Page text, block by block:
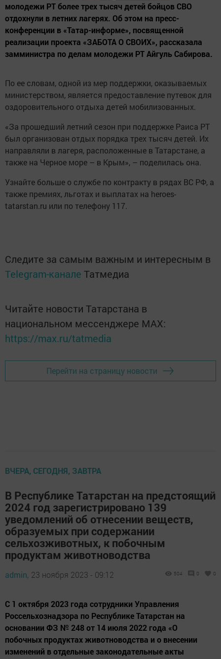
молодежи РТ более трех тысяч детей бойцов СВО
отдохнули в летних лагерях. Об этом на пресс-
конференции в «Татар-информе», посвященной
реализации проекта «ЗАБОТА О СВОИХ», рассказала
замминистра по делам молодежи РТ Айгуль Сабирова.
По ее словам, одной из мер поддержки, оказываемых
министерством, является предоставление путевок для
оздоровительного отдыха детей мобилизованных.
«За прошедший летний сезон при поддержке Раиса РТ
был организован отдых порядка трех тысяч детей. Их
направляли в лагеря, расположенные в Татарстане, а
также на Черное море – в Крым», – поделилась она.
Узнайте больше о службе по контракту в рядах ВС РФ, а
также премиях, льготах и выплатах на heroes-
tatarstan.ru или по телефону 117.
Следите за самым важным и интересным в
Telegram-канале Татмедиа
Читайте новости Татарстана в
национальном мессенджере MАХ:
https://max.ru/tatmedia
Перейти на страницу новости
ВЧЕРА, СЕГОДНЯ, ЗАВТРА
В Республике Татарстан на предстоящий
2024 год зарегистрировано 139
уведомлений об отнесении веществ,
образуемых при содержании
сельхозживотных, к побочным
продуктам животноводства
admin, 23 ноября 2023 - 09:12 504 0 0
С 1 октября 2023 года сотрудники Управления
Россельхознадзора по Республике Татарстан на
основании ФЗ № 248 от 14 июля 2022 года «О
побочных продуктах животноводства и о внесении
изменений в отдельные законодательные акты